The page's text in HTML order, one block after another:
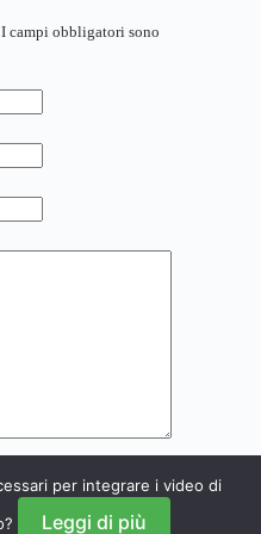
I campi obbligatori sono
per integrare i video di
Leggi di più